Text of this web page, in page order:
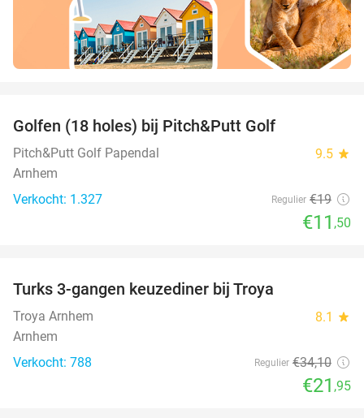
Golfen (18 holes) bij Pitch&Putt Golf
Pitch&Putt Golf Papendal 9.5 star
Arnhem
Verkocht: 1.327
Regulier €19
€11 ,50
Turks 3-gangen keuzediner bij Troya
Troya Arnhem 8.1 star
Arnhem
Verkocht: 788
Regulier €34,10
€21 ,95